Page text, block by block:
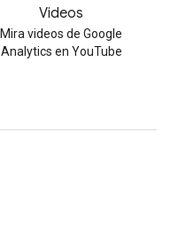
Videos
Mira videos de Google
Analytics en YouTube